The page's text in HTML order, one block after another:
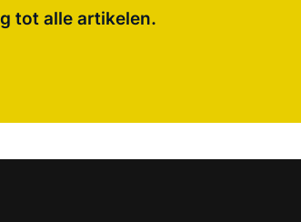
tot alle artikelen.